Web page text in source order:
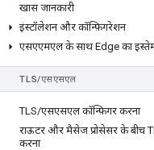
खास जानकारी
इंस्टॉलेशन और कॉन्फ़िगरेशन
एसएएमएल के साथ Edge का
TLS/एसएसएल
TLS/एसएसएल कॉन्फ़िगर करना
राऊटर और मैसेज प्रोसेसर के बीच
करना